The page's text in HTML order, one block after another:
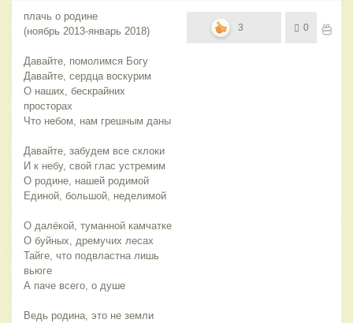
плачь о родине
(ноябрь 2013-январь 2018)
Давайте, помолимся Богу
Давайте, сердца воскурим
О наших, бескрайних
просторах
Что небом, нам грешным даны
Давайте, забудем все склоки
И к небу, свой глас устремим
О родине, нашей родимой
Единой, большой, неделимой
О далёкой, туманной камчатке
О буйных, дремучих лесах
Тайге, что подвластна лишь
вьюге
А паче всего, о душе
Ведь родина, это не земли
3 0